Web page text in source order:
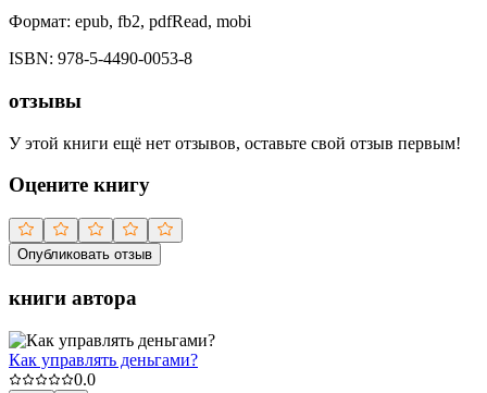
Формат: epub, fb2, pdfRead, mobi
ISBN: 978-5-4490-0053-8
отзывы
У этой книги ещё нет отзывов, оставьте свой отзыв первым!
Оцените книгу
Опубликовать отзыв
книги автора
Как управлять деньгами?
0.0